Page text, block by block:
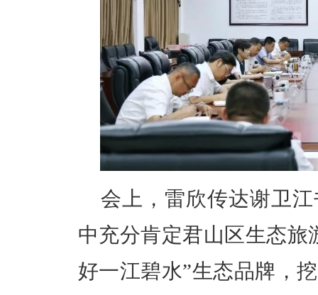
会上，雷欣传达谢卫
中充分肯定君山区生态旅
好一江碧水”生态品牌，